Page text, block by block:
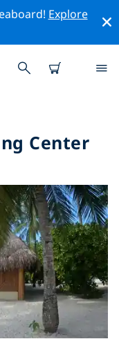
Explore
Center